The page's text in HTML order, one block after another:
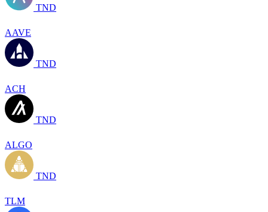
TND
AAVE
TND
ACH
TND
ALGO
TND
TLM